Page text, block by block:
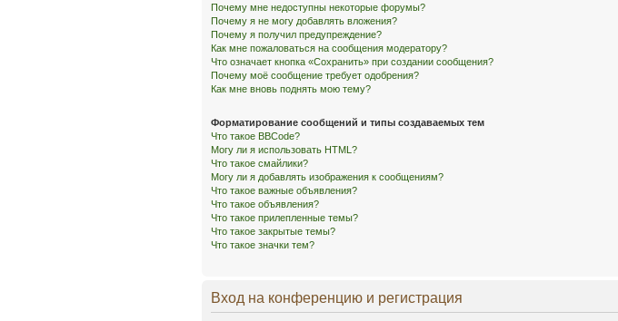
Почему мне недоступны некоторые форумы?
Почему я не могу добавлять вложения?
Почему я получил предупреждение?
Как мне пожаловаться на сообщения модератору?
Что означает кнопка «Сохранить» при создании сообщения?
Почему моё сообщение требует одобрения?
Как мне вновь поднять мою тему?
Форматирование сообщений и типы создаваемых тем
Что такое BBCode?
Могу ли я использовать HTML?
Что такое смайлики?
Могу ли я добавлять изображения к сообщениям?
Что такое важные объявления?
Что такое объявления?
Что такое прилепленные темы?
Что такое закрытые темы?
Что такое значки тем?
Вход на конференцию и регистрация